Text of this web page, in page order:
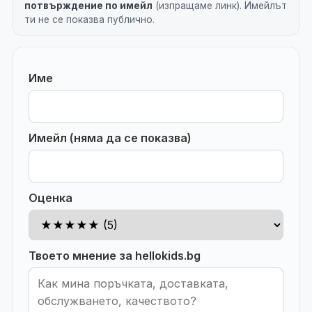
потвърждение по имейл (изпращаме линк). Имейлът
ти не се показва публично.
Име
Имейл (няма да се показва)
Оценка
Твоето мнение за hellokids.bg